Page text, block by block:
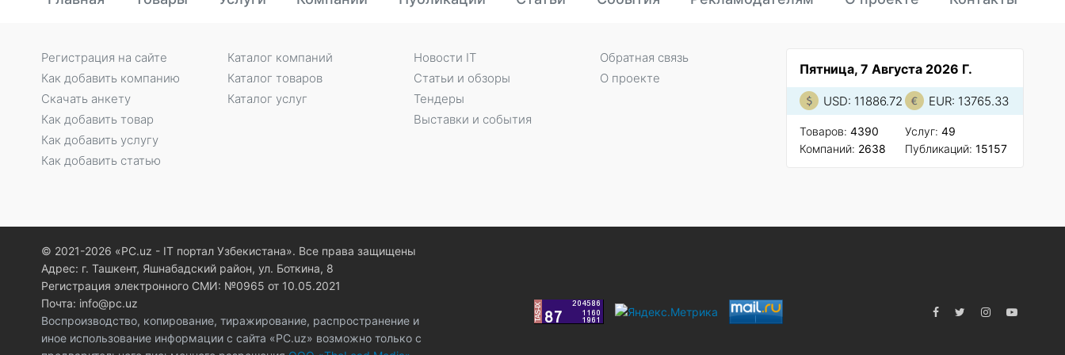
Пятница, 7 Августа 2026 Г.
USD: 11886.72 EUR: 13765.33
Товаров: 4390
Компаний: 2638
Услуг: 49
Публикаций: 15157
Регистрация на сайте
Как добавить компанию
Скачать анкету
Как добавить товар
Как добавить услугу
Как добавить статью
Каталог компаний
Каталог товаров
Каталог услуг
Новости IT
Статьи и обзоры
Тендеры
Выставки и события
Обратная связь
О проекте
© 2021-2026 «PC.uz - IT портал Узбекистана». Все права защищены
Адрес: г. Ташкент, Яшнабадский район, ул. Боткина, 8
Регистрация электронного СМИ: №0965 от 10.05.2021
Почта: info@pc.uz
Воспроизводство, копирование, тиражирование, распространение и
иное использование информации с сайта «PC.uz» возможно только с